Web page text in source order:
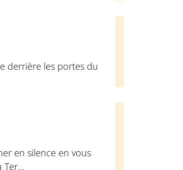
derrière les portes du
en silence en vous